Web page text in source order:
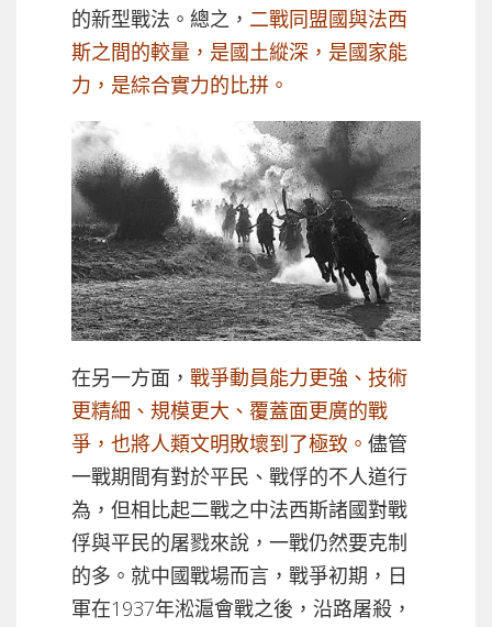
的新型戰法。總之， 二戰同盟國與法西
斯之間的較量，是國土縱深，是國家能
力，是綜合實力的比拼。
在另一方面， 戰爭動員能力更強、技術
更精細、規模更大、覆蓋面更廣的戰
爭，也將人類文明敗壞到了極致。 儘管
一戰期間有對於平民、戰俘的不人道行
為，但相比起二戰之中法西斯諸國對戰
俘與平民的屠戮來說，一戰仍然要克制
的多。就中國戰場而言，戰爭初期，日
軍在1937年淞滬會戰之後，沿路屠殺，